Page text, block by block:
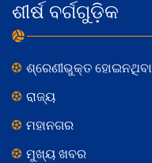
ଶୀର୍ଷ ବର୍ଗଗୁଡ଼ିକ
ଶ୍ରେଣୀଭୁକ୍ତ ହୋଇନଥିବା
ରାଜ୍ୟ
ମହାନଗର
ମୁଖ୍ୟ ଖବର